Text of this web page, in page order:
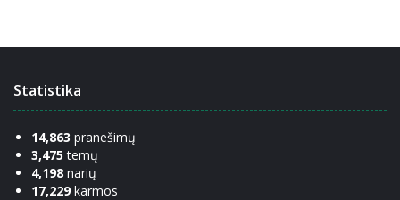
Statistika
14,863 pranešimų
3,475 temų
4,198 narių
17,229 karmos